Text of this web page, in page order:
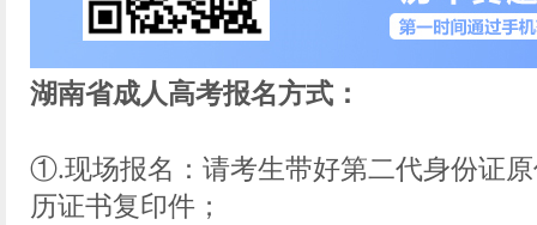
湖南省成人高考报名方式：
①.现场报名：请考生带好第二代身份证
历证书复印件；